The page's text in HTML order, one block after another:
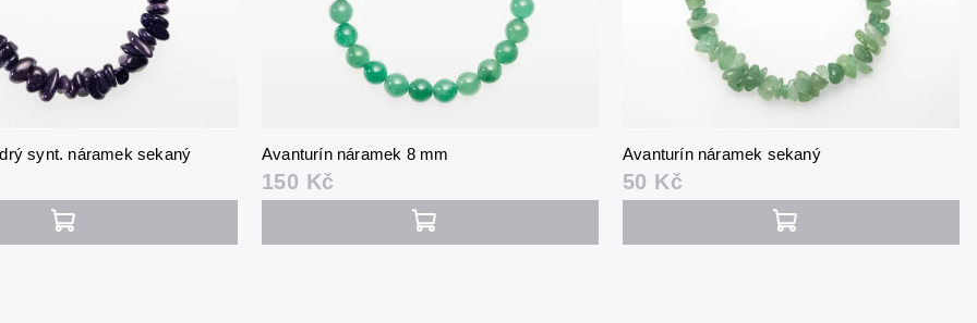
synt. náramek sekaný Avanturín náramek 8 mm
150 Kč
Avanturín náramek sekaný
50 Kč